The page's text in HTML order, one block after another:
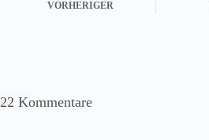
VORHERIGER
22 Kommentare